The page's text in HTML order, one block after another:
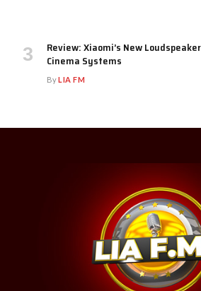
Review: Xiaomi’s New
Cinema Systems
ByLIA FM